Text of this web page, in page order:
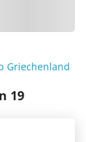
Griechenland
19